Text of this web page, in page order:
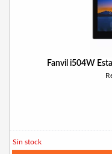
Fanvil i504W
Sin stock